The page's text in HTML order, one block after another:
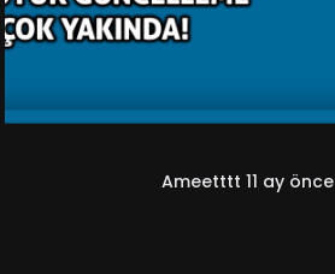
Ameetttt 11 ay önce